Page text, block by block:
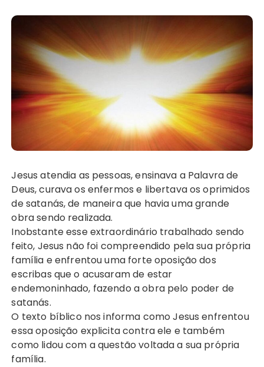
Jesus atendia as pessoas, ensinava a Palavra de
Deus, curava os enfermos e libertava os oprimidos
de satanás, de maneira que havia uma grande
obra sendo realizada.
Inobstante esse extraordinário trabalhado sendo
feito, Jesus não foi compreendido pela sua própria
família e enfrentou uma forte oposição dos
escribas que o acusaram de estar
endemoninhado, fazendo a obra pelo poder de
satanás.
O texto bíblico nos informa como Jesus enfrentou
essa oposição explicita contra ele e também
como lidou com a questão voltada a sua própria
família.